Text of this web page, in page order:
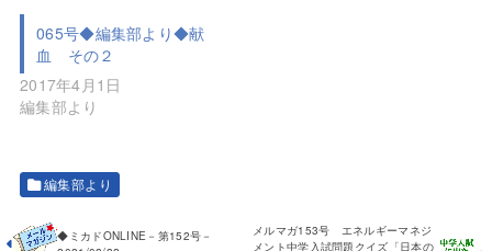
065号◆編集部より◆献
血 その２
2017年4月1日
編集部より
編集部より
メルマガ153号 エネルギーマネジ
メント中学入試問題クイズ「日本の
◆ミカドONLINE－第152号－